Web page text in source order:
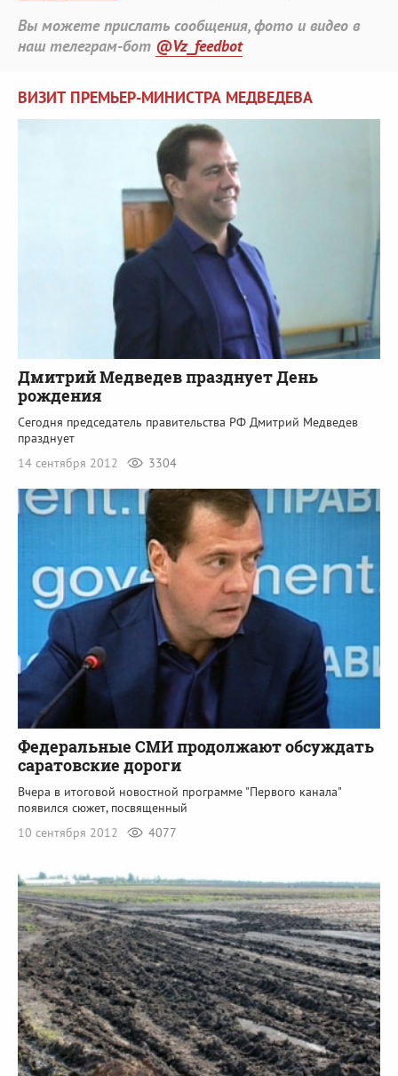
Вы можете прислать сообщения, фото и видео в
наш телеграм-бот @Vz_feedbot
ВИЗИТ ПРЕМЬЕР-МИНИСТРА МЕДВЕДЕВА
Дмитрий Медведев празднует День
рождения
Сегодня председатель правительства РФ Дмитрий Медведев
празднует
14 сентября 2012
3304
Федеральные СМИ продолжают обсуждать
саратовские дороги
Вчера в итоговой новостной программе "Первого канала"
появился сюжет, посвященный
10 сентября 2012
4077